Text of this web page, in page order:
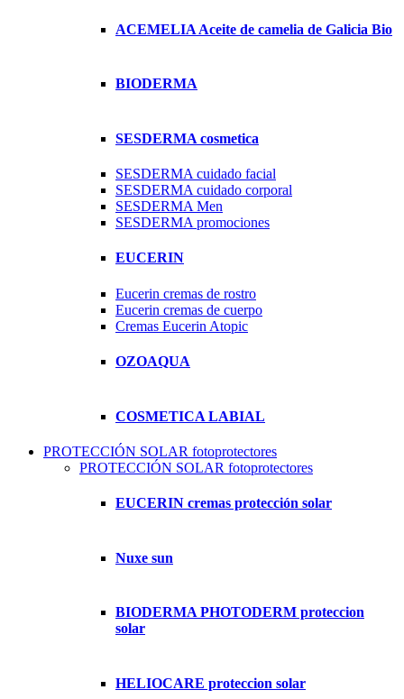
ACEMELIA Aceite de camelia de Galicia Bio
BIODERMA
SESDERMA cosmetica
SESDERMA cuidado facial
SESDERMA cuidado corporal
SESDERMA Men
SESDERMA promociones
EUCERIN
Eucerin cremas de rostro
Eucerin cremas de cuerpo
Cremas Eucerin Atopic
OZOAQUA
COSMETICA LABIAL
PROTECCIÓN SOLAR fotoprotectores
PROTECCIÓN SOLAR fotoprotectores
EUCERIN cremas protección solar
Nuxe sun
BIODERMA PHOTODERM proteccion
solar
HELIOCARE proteccion solar